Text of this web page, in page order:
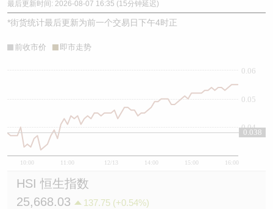
最后更新时间: 2026-08-07 16:35 (15分钟延迟)
*街货统计最后更新为前一个交易日下午4时正
前收市价 即市走势
10:00 11:00 12/13 14:00 15:00 16:00
0.04
0.05
0.06
0.038
HSI 恒生指数
25,668.03
137.75 (+0.54%)